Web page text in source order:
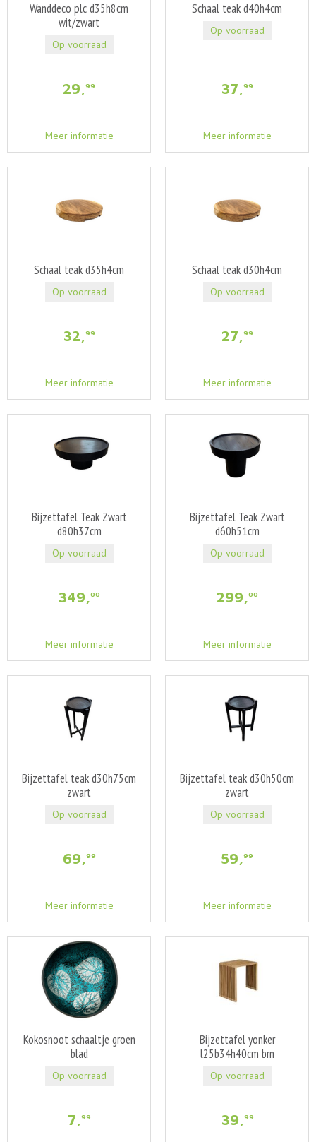
Wanddeco plc d35h8cm
wit/zwart
29,99
Meer informatie
Op voorraad
Schaal teak d40h4cm
37,99
Meer informatie
Op voorraad
Schaal teak d35h4cm
32,99
Meer informatie
Op voorraad
Schaal teak d30h4cm
27,99
Meer informatie
Op voorraad
Bijzettafel Teak Zwart
d80h37cm
349,00
Meer informatie
Op voorraad
Bijzettafel Teak Zwart
d60h51cm
299,00
Meer informatie
Op voorraad
Bijzettafel teak d30h75cm
zwart
69,99
Meer informatie
Op voorraad
Bijzettafel teak d30h50cm
zwart
59,99
Meer informatie
Op voorraad
Kokosnoot schaaltje groen
blad
7,99
Op voorraad
Bijzettafel yonker
l25b34h40cm brn
39,99
Op voorraad